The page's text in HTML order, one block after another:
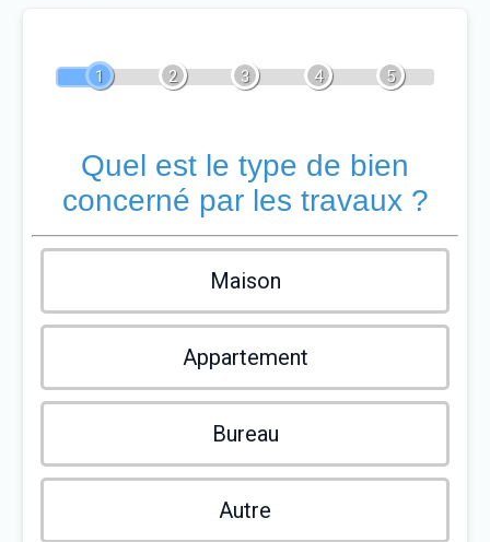
1 2 3 4 5
Quel est le type de bien
concerné par les travaux ?
Maison
Appartement
Bureau
Autre